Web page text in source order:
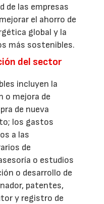
de las empresas
el ahorro de
global y la
más sostenibles.
del sector
incluyen la
o mejora de
de nueva
los gastos
a las
de
o estudios
o desarrollo de
patentes,
y registro de